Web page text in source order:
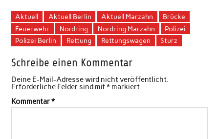
Aktuell Aktuell Berlin Aktuell Marzahn
Brücke
Feuerwehr
Nordring Nordring Marzahn
Polizei
Polizei Berlin
Rettung Rettungswagen Sturz
Schreibe einen Kommentar
Deine E-Mail-Adresse wird nicht veröffentlicht.
Erforderliche Felder sind mit*markiert
Kommentar*